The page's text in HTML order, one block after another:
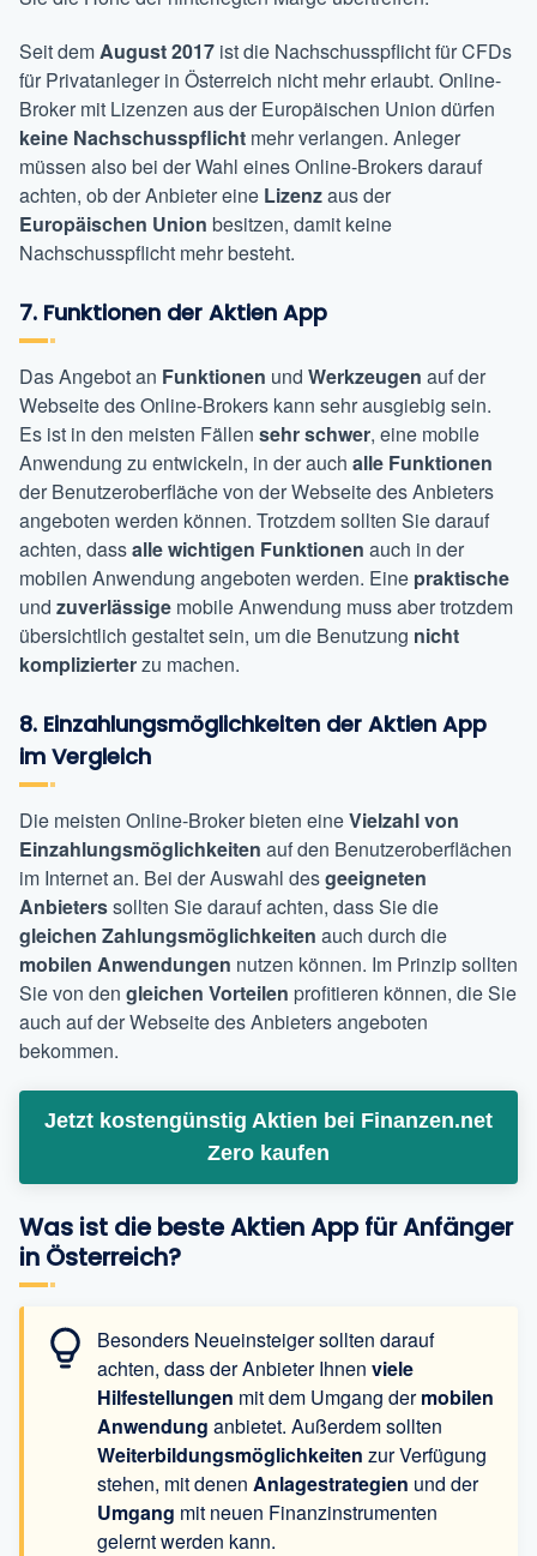
Seit demAugust 2017 ist die Nachschusspflicht für CFDs
für Privatanleger in Österreich nicht mehr erlaubt. Online-
Broker mit Lizenzen aus der Europäischen Union dürfen
keine Nachschusspflicht mehr verlangen. Anleger
müssen also bei der Wahl eines Online-Brokers darauf
achten, ob der Anbieter eine Lizenzaus der
Europäischen Union besitzen, damit keine
Nachschusspflicht mehr besteht.
7. Funktionen der Aktien App
Das Angebot an Funktionen und Werkzeugen auf der
Webseite des Online-Brokers kann sehr ausgiebig sein.
Es ist in den meisten Fällen sehr schwer, eine mobile
Anwendung zu entwickeln, in der auch alle Funktionen
der Benutzeroberfläche von der Webseite des Anbieters
angeboten werden können. Trotzdem sollten Sie darauf
achten, dassalle wichtigen Funktionen auch in der
mobilen Anwendung angeboten werden. Eine praktische
und zuverlässige mobile Anwendung muss aber trotzdem
übersichtlich gestaltet sein, um die Benutzung nicht
komplizierterzu machen.
8. Einzahlungsmöglichkeiten der Aktien App
im Vergleich
Die meisten Online-Broker bieten eineVielzahl von
Einzahlungsmöglichkeiten auf den Benutzeroberflächen
im Internet an. Bei der Auswahl desgeeigneten
Anbieterssollten Sie darauf achten, dass Sie die
gleichen Zahlungsmöglichkeiten auch durch die
mobilen Anwendungen nutzen können. Im Prinzip sollten
Sie von den gleichen Vorteilen profitieren können, die Sie
auch auf der Webseite des Anbieters angeboten
bekommen.
Jetzt kostengünstig Aktien bei Finanzen.net
Zero kaufen
Was ist die beste Aktien App für Anfänger
in Österreich?
Besonders Neueinsteiger sollten darauf
achten, dass der Anbieter Ihnen viele
Hilfestellungen mit dem Umgang dermobilen
Anwendung anbietet. Außerdem sollten
Weiterbildungsmöglichkeiten zur Verfügung
stehen, mit denen Anlagestrategien und der
Umgang mit neuen Finanzinstrumenten
gelernt werden kann.